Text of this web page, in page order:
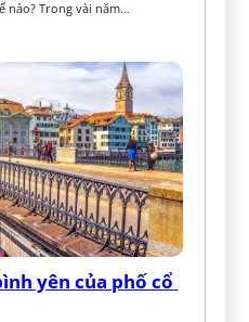
nào? Trong vài năm…
yên của phố cổ